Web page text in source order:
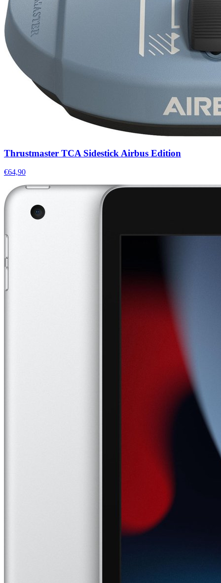
Thrustmaster TCA Sidestick Airbus Edition
€64,90